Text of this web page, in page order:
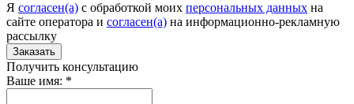
Я согласен(а) c обработкой моих персональных данных на
сайте оператора и согласен(а) на информационно-рекламную
рассылку
Заказать
Получить консультацию
Ваше имя: *